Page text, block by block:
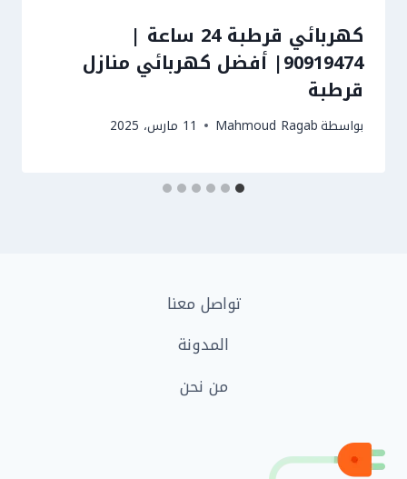
كهربائي قرطبة 24 ساعة |
90919474| أفضل كهربائي منازل
قرطبة
بواسطةMahmoud Ragab 11 مارس، 2025
تواصل معنا
المدونة
من نحن